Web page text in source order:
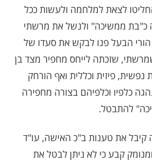
לצאת למלחמה ולעשות ככל
כ"בת ממשיכה" ולנשל את מרשתי
הורי הבעל פנו לבקש את סעדו של
שזכתה לייחס מחפיר מצד בן
פיזית וכללית ואף הורחק
כלפיו וכלפיהם בצורה מחפירה
להתבטל.
את טענות ב"כ האישה, עו"ד
קבע כי לא ניתן לבטל את